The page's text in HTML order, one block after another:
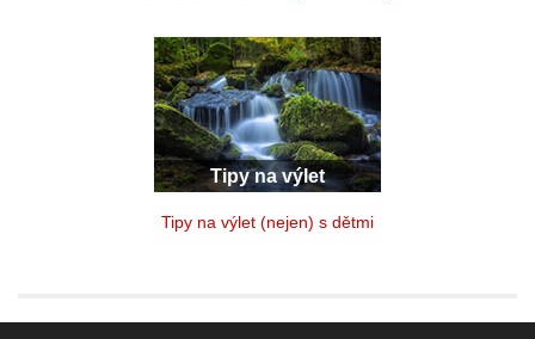
Tipy na výlet
Tipy na výlet (nejen) s dětmi